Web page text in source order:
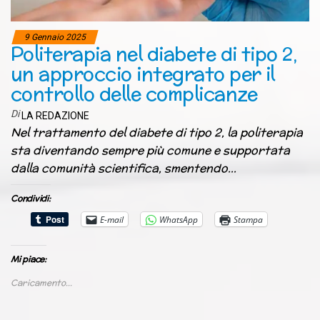
9 Gennaio 2025
Politerapia nel diabete di tipo 2,
un approccio integrato per il
controllo delle complicanze
Di LA REDAZIONE
Nel trattamento del diabete di tipo 2, la politerapia
sta diventando sempre più comune e supportata
dalla comunità scientifica, smentendo…
Condividi:
E-mail
WhatsApp Stampa
Mi piace:
Caricamento...